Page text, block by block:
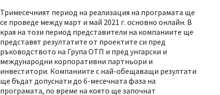
Тримесечният период на реализация на програмата ще
се проведе между март и май 2021 г. основно онлайн. В
края на този период представители на компаниите ще
представят резултатите от проектите си пред
ръководството на Група ОТП и пред унгарски и
международни корпоративни партньори и
инвеститори. Компаниите с най-обещаващи резултати
ще бъдат допуснати до 6-месечната фаза на
програмата, по време на която ще започнат